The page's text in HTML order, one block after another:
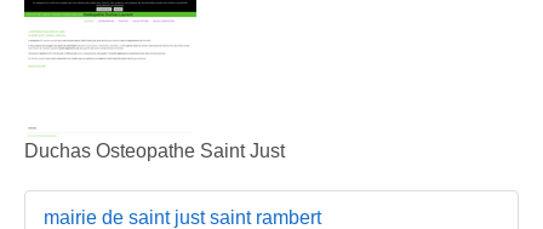
Duchas Osteopathe Saint Just
mairie de saint just saint rambert